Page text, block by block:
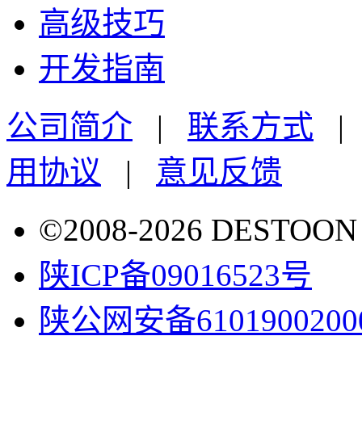
高级技巧
开发指南
公司简介 | 联系方式
用协议 | 意见反馈
©2008-2026
陕ICP备09016523号
陕公网安备